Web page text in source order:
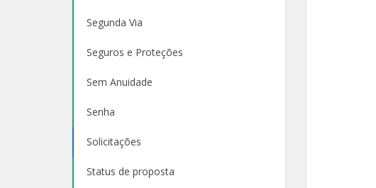
Segunda Via
Seguros e Proteções
Sem Anuidade
Senha
Solicitações
Status de proposta